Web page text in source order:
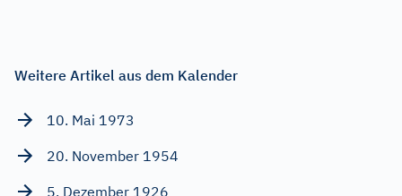
Weitere Artikel aus dem Kalender
10. Mai 1973
20. November 1954
5. Dezember 1926